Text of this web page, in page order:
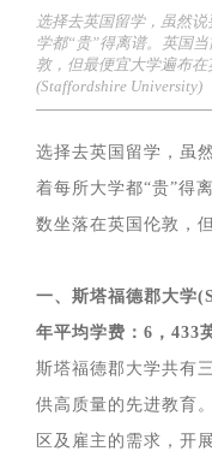
选择去英国留学，虽然
学都“贵”得离谱。英国
敦，但最便宜大学遍布
(Staffordshire University)
选择去英国留学，虽
着每所大学都“贵”得
数坐落在英国伦敦，
一、斯塔福德郡大
年平均学费：6，433
斯塔福德郡大学共有
供高质量的先进教育
区及雇主的需求，开